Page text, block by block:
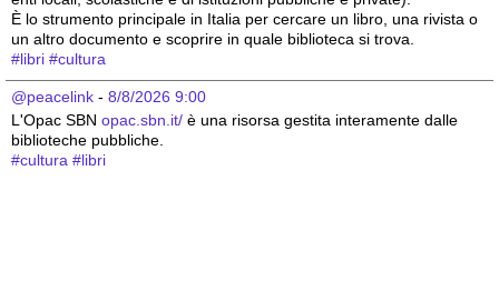
È lo strumento principale in Italia per cercare un libro, una rivista o
un altro documento e scoprire in quale biblioteca si trova.
#libri #cultura
@peacelink - 8/8/2026 9:00
L'Opac SBN opac.sbn.it/ è una risorsa gestita interamente dalle
biblioteche pubbliche.
#cultura #libri